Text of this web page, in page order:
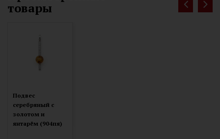
товары
Подвес
серебряный с
золотом и
янтарём (904пя)